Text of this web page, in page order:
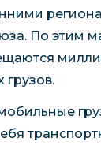
По этим